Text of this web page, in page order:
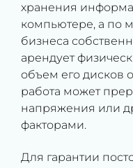
хранения
компьютере, а по
бизнеса
арендует
объем его дисков
работа может
напряжения или
факторами.
Для гарантии